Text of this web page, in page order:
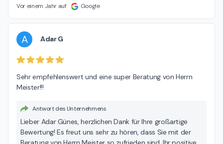
Seite stehen konnte. Ihr Lob über unser Team und die
weiterhin exzellenten Service zu bieten. Wir freuen uns
darauf, Ihnen bei Ihrem Küchenprojekt weiterhin behilflich
zu sein und sind gespannt auf das Ergebnis! Vielen Dank
und beste Grüße, Ihr MEDA Team
Vor einem Jahr auf Google
A Adar G
Sehr empfehlenswert und eine super Beratung von Herrn
Meister!!!
Antwort des Unternehmens
Lieber Adar Günes, herzlichen Dank für Ihre großartige
Bewertung! Es freut uns sehr zu hören, dass Sie mit der